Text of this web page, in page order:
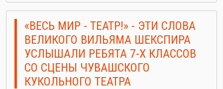
«ВЕСЬ МИР - ТЕАТР!» - ЭТИ СЛОВА
ВЕЛИКОГО ВИЛЬЯМА ШЕКСПИРА
УСЛЫШАЛИ РЕБЯТА 7-Х КЛАССОВ
СО СЦЕНЫ ЧУВАШСКОГО
КУКОЛЬНОГО ТЕАТРА